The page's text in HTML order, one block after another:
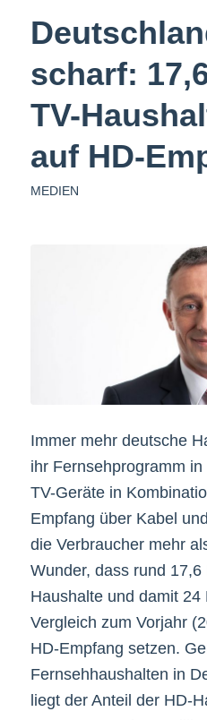
scharf:
TV-
auf HD-
MEDIEN
Immer mehr deutsche
ihr Fernsehprogramm
TV-Geräte in
Empfang über Kabel
die Verbraucher mehr
Wunder, dass rund 17,6
Haushalte und damit
Vergleich zum Vorjahr
HD-Empfang setzen.
Fernsehhaushalten in
liegt der Anteil der HD-